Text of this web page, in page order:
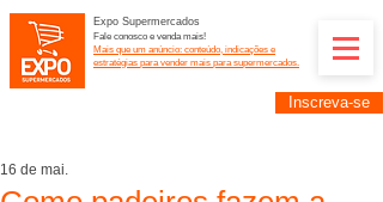
Expo Supermercados
Fale conosco e venda mais!
Mais que um anúncio: conteúdo, indicações e
estratégias para vender mais para supermercados.
Inscreva-se
16 de mai.